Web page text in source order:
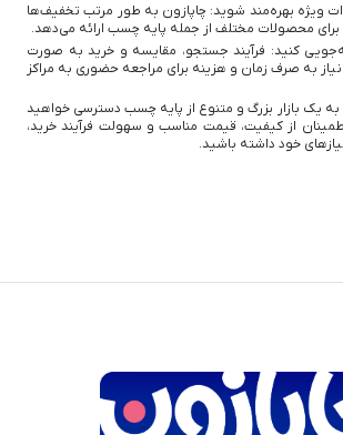
ویژه بهره‌مند شوید: چاپازون به طور مرتب تخفیف‌ها
برای محصولات مختلف از جمله پایه چسب ارائه می‌دهد.
کنید: فرآیند جستجو، مقایسه و خرید به صورت
به صرف زمان و هزینه برای مراجعه حضوری به مراکز
به یک بازار بزرگ و متنوع از پایه چسب دسترسی خواهید
از کیفیت، قیمت مناسب و سهولت فرآیند خرید،
خود داشته باشید.